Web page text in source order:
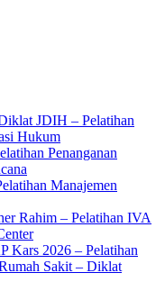
JDIH – Pelatihan
Hukum
Penanganan
Manajemen
Rahim – Pelatihan IVA
Kars 2026 – Pelatihan
Sakit – Diklat